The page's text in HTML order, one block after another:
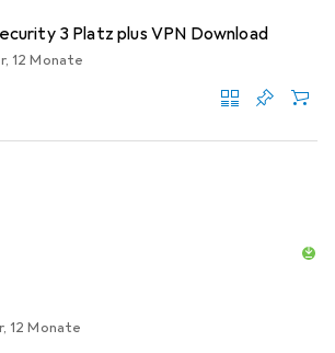
3 Platz plus VPN Download
12 Monate
12 Monate